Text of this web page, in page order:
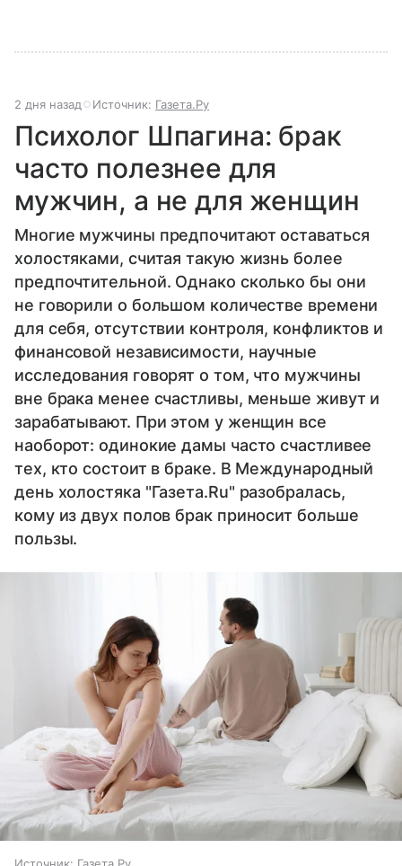
2 дня назад Источник: Газета.Ру
Психолог Шпагина: брак
часто полезнее для
мужчин, а не для женщин
Многие мужчины предпочитают оставаться
холостяками, считая такую жизнь более
предпочтительной. Однако сколько бы они
не говорили о большом количестве времени
для себя, отсутствии контроля, конфликтов и
финансовой независимости, научные
исследования говорят о том, что мужчины
вне брака менее счастливы, меньше живут и
зарабатывают. При этом у женщин все
наоборот: одинокие дамы часто счастливее
тех, кто состоит в браке. В Международный
день холостяка "Газета.Ru" разобралась,
кому из двух полов брак приносит больше
пользы.